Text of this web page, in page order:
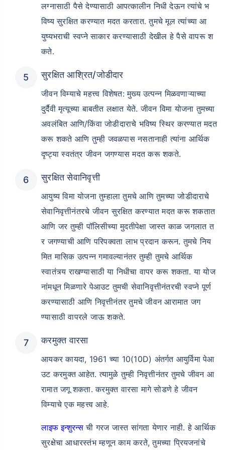
लग्नासाठी पैसे देण्यासाठी आपत्कालीन निधी देऊन त्यांचे भ
विष्य सुरक्षित करण्यात मदत करतात. तुमचे मूल त्यांच्या आ
युष्यभराची स्वप्ने साकार करण्यासाठी देखील हे पैसे वापरू श
कते.
सुरक्षित आश्रित/जोडीदार
जीवन विम्याचे महत्त्व विशेषत: मुख्य उत्पन्न मिळवणाऱ्याच्या
दुर्दैवी मृत्यूच्या बाबतीत लक्षात येते. जीवन विमा योजना तुमच्या
अवलंबित आणि/किंवा जोडीदाराचे भविष्य स्थिर करण्यात मदत
करू शकते आणि तुम्ही जवळपास नसतानाही त्यांना आर्थिक
दृष्ट्या स्वतंत्र जीवन जगण्यास मदत करू शकते.
सुरक्षित सेवानिवृत्ती
आयुष्य विमा योजना तुम्हाला तुमचे आणि तुमच्या जोडीदाराचे
सेवानिवृत्तीनंतरचे जीवन सुरक्षित करण्यात मदत करू शकतात
आणि जर तुम्ही पॉलिसीच्या मुदतीपेक्षा जास्त काळ जगलात त
र जगण्याची आणि परिपक्वता लाभ प्रदान करून. तुमचे निय
मित मासिक उत्पन्न गमावल्यानंतर तुम्ही तुमचे आर्थिक
स्वातंत्र्य राखण्यासाठी या निधीचा वापर करू शकता. या योज
नांमधून मिळणारे पेआउट तुमची सेवानिवृत्तीनंतरची स्वप्ने पूर्ण
करण्यासाठी आणि निवृत्तीनंतर तुमचे जीवन आरामात जग
ण्यासाठी वापरले जाऊ शकते.
करमुक्त वारसा
आयकर कायदा, 1961 च्या 10(10D) अंतर्गत आयुर्विमा पेआ
उट करमुक्त आहेत. त्यामुळे तुम्ही निवृत्तीनंतर तुमचे जीवन आ
रामात जगू शकता. करमुक्त वारसा मागे सोडणे हे जीवन
विम्याचे एक महत्त्व आहे.
लाइफ इन्शुरन्स ची गरज जास्त सांगता येणार नाही. हे आर्थिक
सुरक्षेचा आधारस्तंभ म्हणून काम करते, तुमच्या प्रियजनांचे